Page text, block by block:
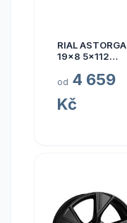
RIAL ASTORGA
19x8 5x112
od 4 659
Kč